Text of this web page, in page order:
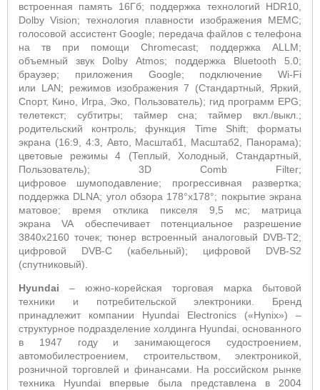
встроенная память 16Гб; поддержка технологий HDR10,
Dolby Vision; технология плавности изображения MEMC;
голосовой ассистент Google; передача файлов с телефона
на тв при помощи Chromecast; поддержка ALLM;
объемный звук Dolby Atmos; поддержка Bluetooth 5.0;
браузер; приложения Google; подключение Wi-Fi
или LAN; режимов изображения 7 (Стандартный, Яркий,
Спорт, Кино, Игра, Эко, Пользователь); гид программ EPG;
телетекст; субтитры; таймер сна; таймер вкл./выкл.;
родительский контроль; функция Time Shift; форматы
экрана (16:9, 4:3, Авто, Масштаб1, Масштаб2, Панорама);
цветовые режимы 4 (Теплый, Холодный, Стандартный,
Пользователь); 3D Comb Filter;
цифровое шумоподавление; прогрессивная развертка;
поддержка DLNA; угол обзора 178°х178°; покрытие экрана
матовое; время отклика пикселя 9,5 мс; матрица
экранаVA обеспечивает потенциальное разрешение
3840x2160 точек; тюнер встроенный аналоговый DVB-T2;
цифровой DVB-C (кабельный); цифровой DVB-S2
(спутниковый).
Hyundai
– южно-корейская торговая марка бытовой
техники и потребительской электроники. Бренд
принадлежит компании
Hyundai Electronics («Hynix») –
структурное подразделение холдинга Hyundai, основанного
в 1947 году и
занимающегося судостроением,
автомобилестроением, строительством, электроникой,
розничной торговлей и финансами. На российском рынке
техника
Hyundai
впервые была представлена в 2004